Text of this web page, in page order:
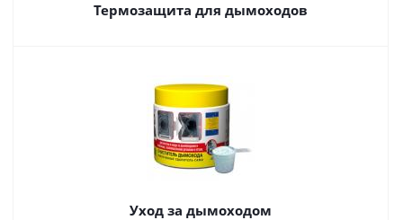
Термозащита для дымоходов
Уход за дымоходом